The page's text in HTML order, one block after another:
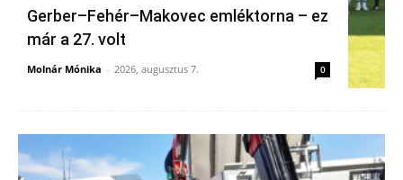
Gerber–Fehér–Makovec emléktorna – ez
már a 27. volt
Molnár Mónika - 2026, augusztus 7. 0